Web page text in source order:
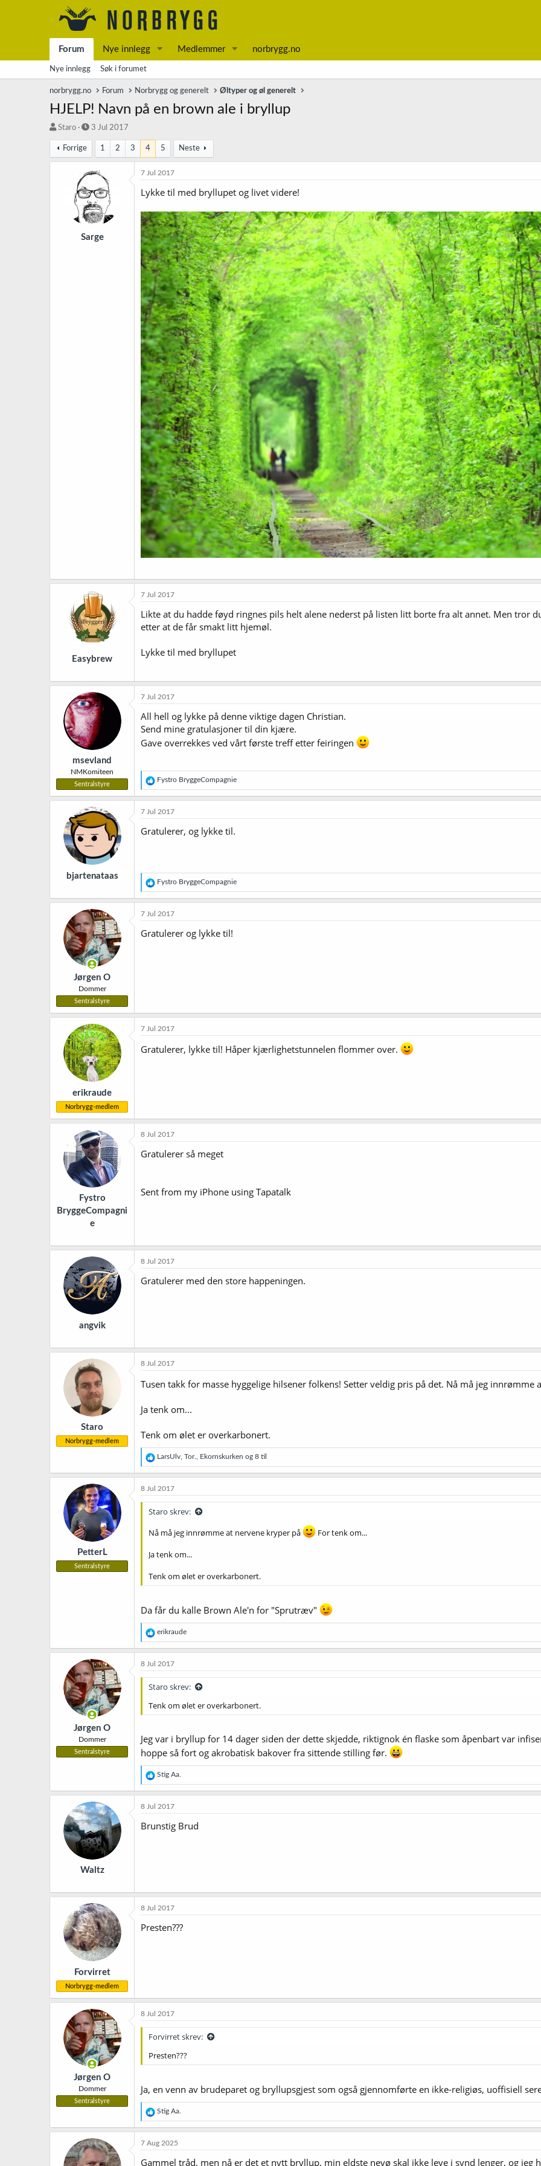
Forum Nye innlegg Medlemmer norbrygg.no
Nye innlegg Søk i forumet
norbrygg.no Forum Norbrygg og generelt Øltyper og øl generelt
HJELP! Navn på en brown ale i bryllup
T
å
d
Staro
S
r
t
a
t
o
3 Jul 2017
Forrige 1 2 3 4 5 Neste
Sarge
7 Jul 2017
Lykke til med bryllupet og livet videre!
Easybrew
7 Jul 2017
Likte at du hadde føyd ringnes pils helt alene nederst på listen litt borte fra alt annet. Men tror
etter at de får smakt litt hjemøl.
Lykke til med bryllupet
msevland
NMKomiteen
Sentralstyre
7 Jul 2017
All hell og lykke på denne viktige dagen Christian.
Send mine gratulasjoner til din kjære.
Gave overrekkes ved vårt første treff etter feiringen
R
e
a
k
j
o
:
Fystro BryggeCompagnie
bjartenataas
7 Jul 2017
Gratulerer, og lykke til.
R
e
a
k
j
o
Fystro BryggeCompagnie
Jørgen O
Dommer
Sentralstyre
7 Jul 2017
Gratulerer og lykke til!
erikraude
Norbrygg-medlem
7 Jul 2017
Gratulerer, lykke til! Håper kjærlighetstunnelen flommer over.
Fystro
BryggeCompagni
e
8 Jul 2017
Gratulerer så meget
Sent from my iPhone using Tapatalk
angvik
8 Jul 2017
Gratulerer med den store happeningen.
Staro
Norbrygg-medlem
8 Jul 2017
Tusen takk for masse hyggelige hilsener folkens! Setter veldig pris på det. Nå må jeg innrømme
Ja tenk om...
Tenk om ølet er overkarbonert.
R
e
a
k
j
o
e
:
LarsUlv Tor. Ekornskurken og 8 til
PetterL
Sentralstyre
8 Jul 2017
Staro skrev:
Nå må jeg innrømme at nervene kryper på
For tenk om...
Ja tenk om...
Tenk om ølet er overkarbonert.
Da får du kalle Brown Ale'n for "Sprutræv"
R
e
a
k
j
o
e
erikraude
Jørgen O
Dommer
Sentralstyre
8 Jul 2017
Staro skrev:
Tenk om ølet er overkarbonert.
Jeg var i bryllup for 14 dager siden der dette skjedde, riktignok én flaske som åpenbart var
hoppe så fort og akrobatisk bakover fra sittende stilling før.
R
e
a
k
o
Stig Aa.
Waltz
8 Jul 2017
Brunstig Brud
Forvirret
Norbrygg-medlem
8 Jul 2017
Presten???
Jørgen O
Dommer
Sentralstyre
8 Jul 2017
Forvirret skrev:
Presten???
Ja, en venn av brudeparet og bryllupsgjest som også gjennomførte en ikke-religiøs, uoffisiell
R
e
a
s
Stig Aa.
7 Aug 2025
Gammel tråd, men nå er det et nytt bryllup, min eldste nevø skal ikke leve i synd lenger, og jeg